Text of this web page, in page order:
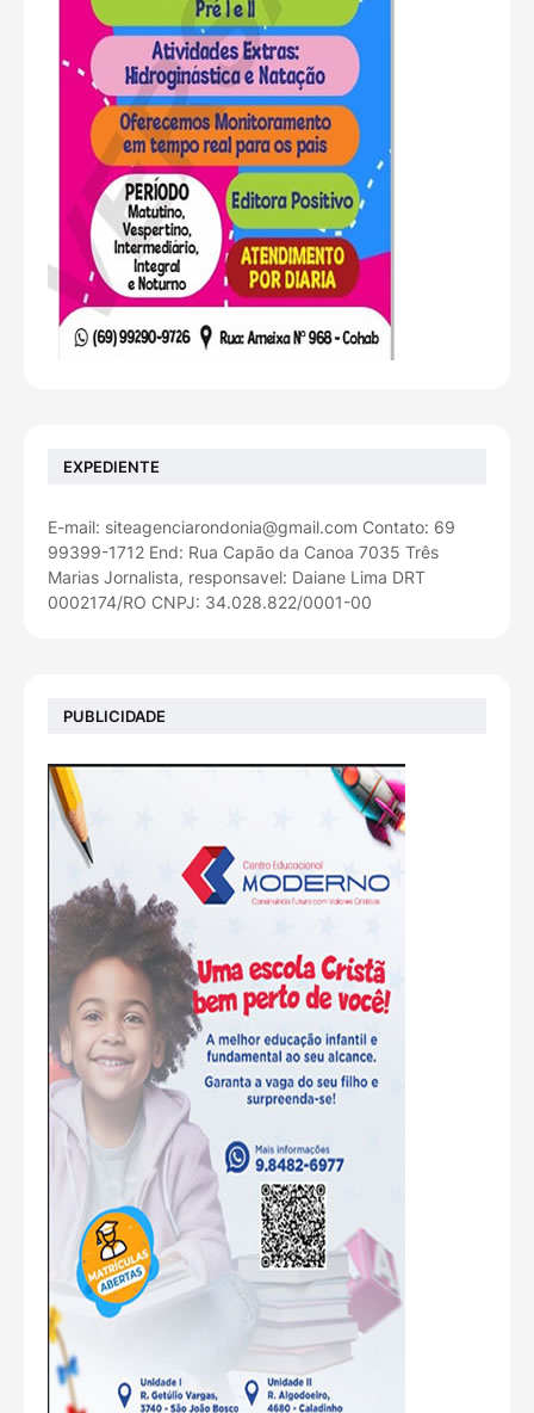
EXPEDIENTE
E-mail: siteagenciarondonia@gmail.com Contato: 69
99399-1712 End: Rua Capão da Canoa 7035 Três
Marias Jornalista, responsavel: Daiane Lima DRT
0002174/RO CNPJ: 34.028.822/0001-00
PUBLICIDADE